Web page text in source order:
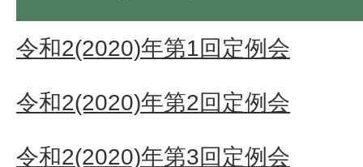
令和2(2020)年第1回定例会
令和2(2020)年第2回定例会
令和2(2020)年第3回定例会